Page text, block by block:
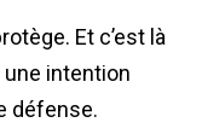
Et c’est là
une intention
défense.